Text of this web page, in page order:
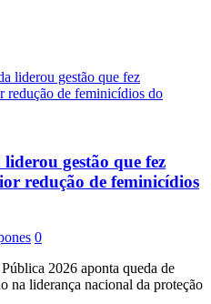
gestão que fez
redução de feminicídios
0
2026 aponta queda de
na liderança nacional da proteção